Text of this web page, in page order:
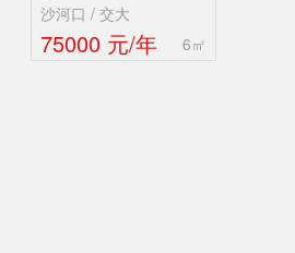
沙河口 / 交大
75000 元/年 6㎡